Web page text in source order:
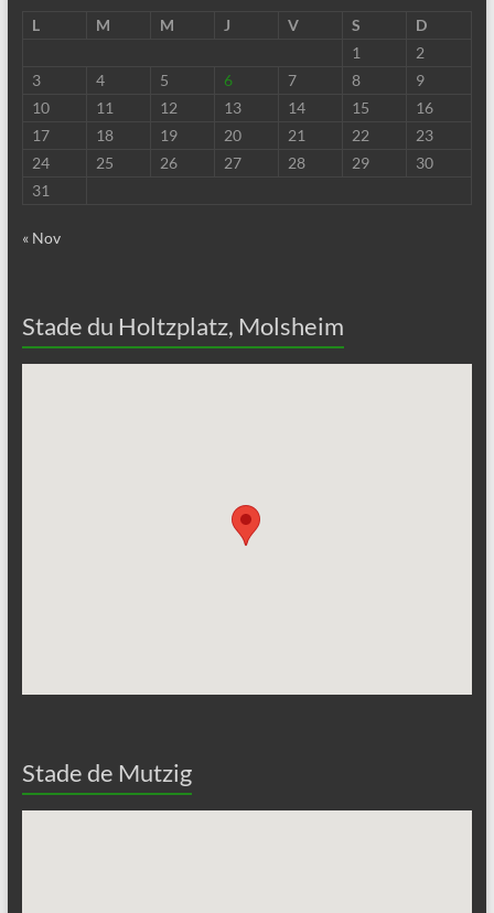
L
M M J V S
D
1
2
3
4 5 6 7 8
9
10
11 12 13 14 15
16
17
18 19 20 21 22
23
24
25 26 27 28 29
30
31
« Nov
Stade du Holtzplatz, Molsheim
Stade de Mutzig